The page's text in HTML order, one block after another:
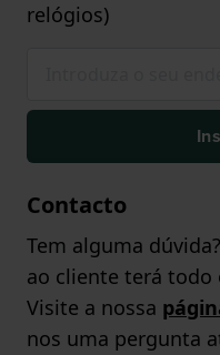
relógios)
Contacto
Tem alguma
ao cliente terá todo
Visite a nossa
nos uma pergunta